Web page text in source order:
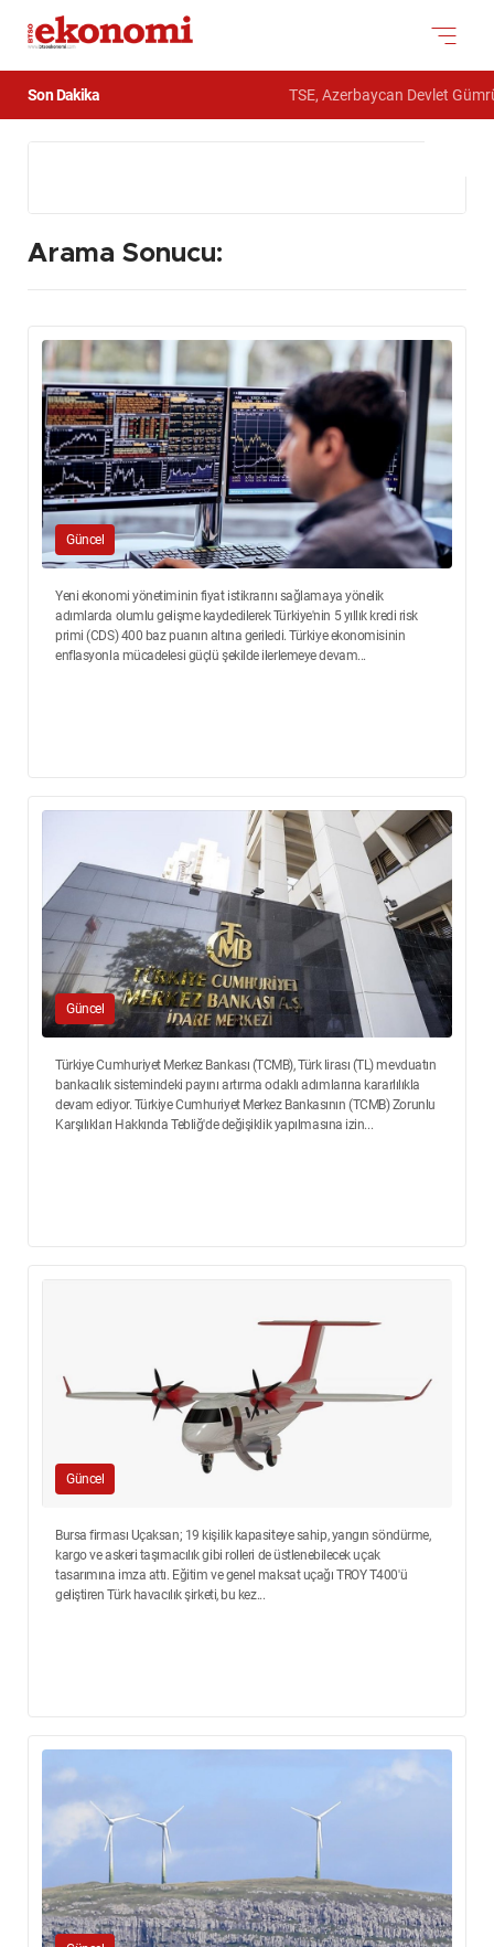
Son Dakika TSE, Azerbaycan Devlet Gümrük
Arama Sonucu:
Güncel
Yeni ekonomi yönetiminin fiyat istikrarını sağlamaya yönelik
adımlarda olumlu gelişme kaydedilerek Türkiye'nin 5 yıllık kredi risk
primi (CDS) 400 baz puanın altına geriledi. Türkiye ekonomisinin
enflasyonla mücadelesi güçlü şekilde ilerlemeye devam...
Güncel
Türkiye Cumhuriyet Merkez Bankası (TCMB), Türk lirası (TL) mevduatın
bankacılık sistemindeki payını artırma odaklı adımlarına kararlılıkla
devam ediyor. Türkiye Cumhuriyet Merkez Bankasının (TCMB) Zorunlu
Karşılıkları Hakkında Tebliğ'de değişiklik yapılmasına izin...
Güncel
Bursa firması Uçaksan; 19 kişilik kapasiteye sahip, yangın söndürme,
kargo ve askeri taşımacılık gibi rolleri de üstlenebilecek uçak
tasarımına imza attı. Eğitim ve genel maksat uçağı TROY T400'ü
geliştiren Türk havacılık şirketi, bu kez...